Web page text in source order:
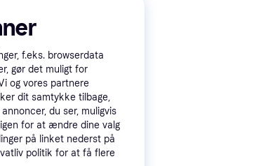
Disk K05S Resin
Mountainbike
kr./md.
f.eks. browserdata
gør det muligt for
og vores partnere
dit samtykke tilbage,
du ser, muligvis
for at ændre dine valg
på linket nederst på
politik for at få flere